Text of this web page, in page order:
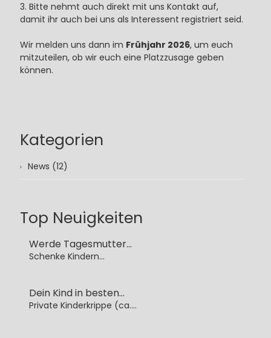
3. Bitte nehmt auch direkt mit uns Kontakt auf,
damit ihr auch bei uns als Interessent registriert seid.
Wir melden uns dann im Frühjahr 2026, um euch
mitzuteilen, ob wir euch eine Platzzusage geben
können.
Kategorien
News (12)
Top Neuigkeiten
Werde Tagesmutter...
Schenke Kindern...
Dein Kind in besten...
Private Kinderkrippe (ca....